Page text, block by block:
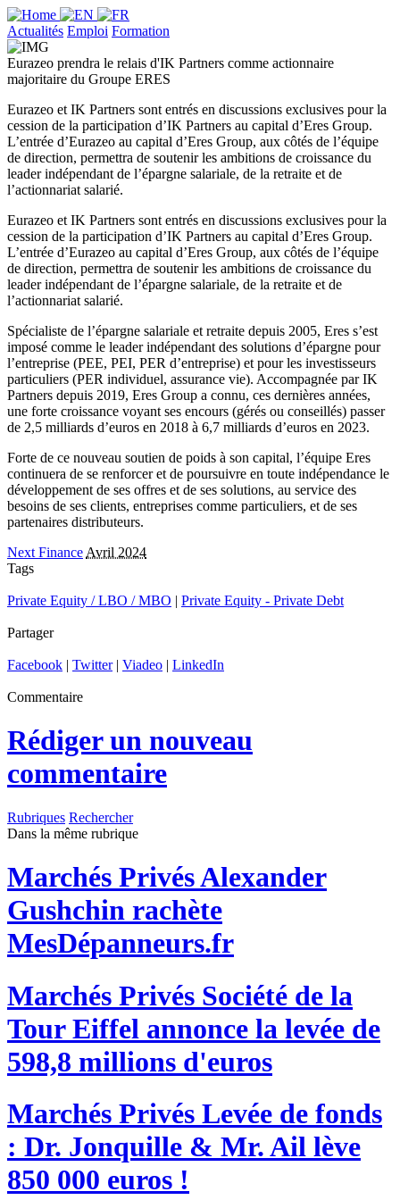
Actualités Emploi Formation
Eurazeo prendra le relais d'IK Partners comme actionnaire
majoritaire du Groupe ERES
Eurazeo et IK Partners sont entrés en discussions exclusives pour la
cession de la participation d’IK Partners au capital d’Eres Group.
L’entrée d’Eurazeo au capital d’Eres Group, aux côtés de l’équipe
de direction, permettra de soutenir les ambitions de croissance du
leader indépendant de l’épargne salariale, de la retraite et de
l’actionnariat salarié.
Eurazeo et IK Partners sont entrés en discussions exclusives pour la
cession de la participation d’IK Partners au capital d’Eres Group.
L’entrée d’Eurazeo au capital d’Eres Group, aux côtés de l’équipe
de direction, permettra de soutenir les ambitions de croissance du
leader indépendant de l’épargne salariale, de la retraite et de
l’actionnariat salarié.
Spécialiste de l’épargne salariale et retraite depuis 2005, Eres s’est
imposé comme le leader indépendant des solutions d’épargne pour
l’entreprise (PEE, PEI, PER d’entreprise) et pour les investisseurs
particuliers (PER individuel, assurance vie). Accompagnée par IK
Partners depuis 2019, Eres Group a connu, ces dernières années,
une forte croissance voyant ses encours (gérés ou conseillés) passer
de 2,5 milliards d’euros en 2018 à 6,7 milliards d’euros en 2023.
Forte de ce nouveau soutien de poids à son capital, l’équipe Eres
continuera de se renforcer et de poursuivre en toute indépendance le
développement de ses offres et de ses solutions, au service des
besoins de ses clients, entreprises comme particuliers, et de ses
partenaires distributeurs.
Next Finance Avril 2024
Tags
Private Equity / LBO / MBO | Private Equity - Private Debt
Partager
Facebook | Twitter| Viadeo | LinkedIn
Commentaire
Rédiger un nouveau
commentaire
Rubriques Rechercher
Dans la même rubrique
Marchés PrivésAlexander
Gushchin rachète
MesDépanneurs.fr
Marchés Privés Société de la
Tour Eiffel annonce la levée de
598,8 millions d'euros
Marchés Privés Levée de fonds
: Dr. Jonquille & Mr. Ail lève
850 000 euros !